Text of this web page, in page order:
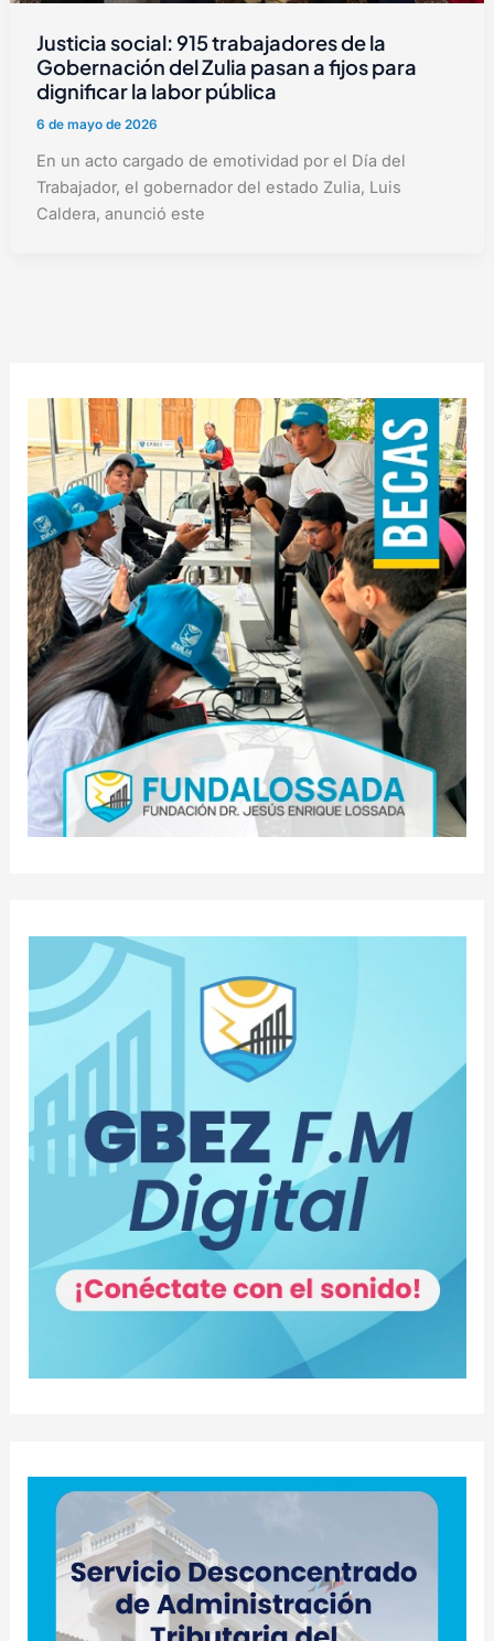
Justicia social: 915 trabajadores de la
Gobernación del Zulia pasan a fijos para
dignificar la labor pública
6 de mayo de 2026
En un acto cargado de emotividad por el Día del
Trabajador, el gobernador del estado Zulia, Luis
Caldera, anunció este